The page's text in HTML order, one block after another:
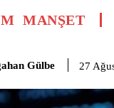
MANŞET
Gülbe 27